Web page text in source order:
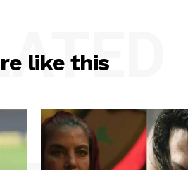
like this